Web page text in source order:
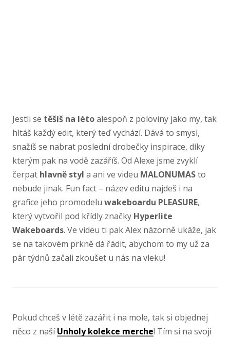
Jestli se těšíš na létoalespoň z poloviny jako my, tak
hltáš každý edit, který teď vychází. Dává to smysl,
snažíš se nabrat poslední drobečky inspirace, díky
kterým pak na vodě zazáříš. Od Alexe jsme zvyklí
čerpat hlavně styl a ani ve videu MALONUMASto
nebude jinak. Fun fact – název editu najdeš i na
grafice jeho promodelu wakeboardu PLEASURE,
který vytvořil pod křídly značky Hyperlite
Wakeboards. Ve videu ti pak Alex názorně ukáže, jak
se na takovém prkně dá řádit, abychom to my už za
pár týdnů začali zkoušet u nás na vleku!
Pokud chceš v létě zazářit i na mole, tak si objednej
něco z našíUnholy kolekce merche! Tím si na svoji